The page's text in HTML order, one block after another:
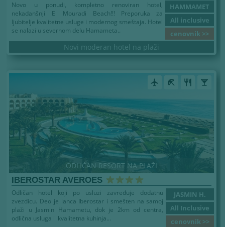
HAMMAMET
All inclusive
cenovnik >>
Novo u ponudi, kompletno renoviran hotel,
nekadanšnji El Mouradi Beach!!! Preporuka za
ljubitelje kvalitetne usluge i modernog smeštaja. Hotel
se nalazi u severnom delu Hamameta..
Novi moderan hotel na plaži
airplanemode_active beach_access restaurant local_bar
ODLIČAN RESORT NA PLAŽI
IBEROSTAR AVEROES
JASMIN H.
All Inclusive
cenovnik >>
Odličan hotel koji po usluzi zavređuje dodatnu
zvezdicu. Deo je lanca Iberostar i smešten na samoj
plaži u Jasmin Hamametu, dok je 2km od centra,
odlična usluga i lkvalitetna kuhinja...